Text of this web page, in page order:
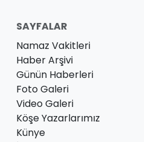
SAYFALAR
Namaz Vakitleri
Haber Arşivi
Günün Haberleri
Foto Galeri
Video Galeri
Köşe Yazarlarımız
Künye